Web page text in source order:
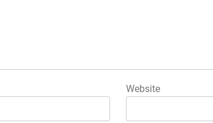
Website